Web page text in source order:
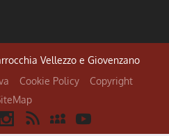
Vellezzo e Giovenzano
Cookie Policy
Copyright